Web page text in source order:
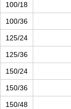
100/18
100/36
125/24
125/36
150/24
150/36
150/48